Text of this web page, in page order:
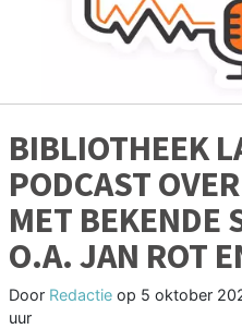
BIBLIOTHEEK
PODCAST
MET BEKENDE
O.A. JAN ROT
Door Redactie op 5 oktober
uur